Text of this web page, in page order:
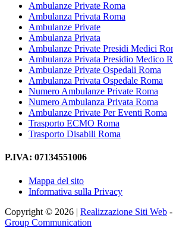
Ambulanze Private Roma
Ambulanza Privata Roma
Ambulanze Private
Ambulanza Privata
Ambulanze Private Presidi Medici
Ambulanza Privata Presidio Medico
Ambulanze Private Ospedali Roma
Ambulanza Privata Ospedale Roma
Numero Ambulanze Private Roma
Numero Ambulanza Privata Roma
Ambulanze Private Per Eventi Roma
Trasporto ECMO Roma
Trasporto Disabili Roma
P.IVA: 07134551006
Mappa del sito
Informativa sulla Privacy
Copyright © 2026 | Realizzazione Siti Web -
Group Communication